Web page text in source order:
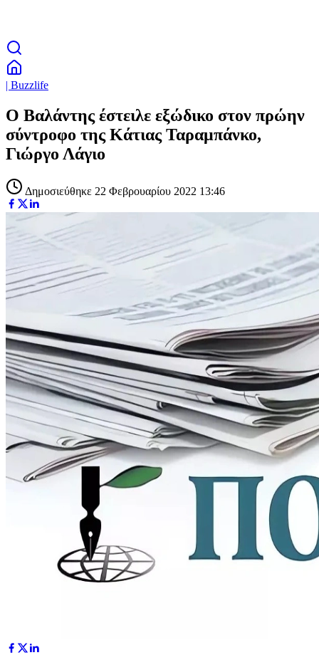
| Buzzlife
Ο Βαλάντης έστειλε εξώδικο στον πρώην
σύντροφο της Κάτιας Ταραμπάνκο,
Γιώργο Λάγιο
Δημοσιεύθηκε 22 Φεβρουαρίου 2022 13:46